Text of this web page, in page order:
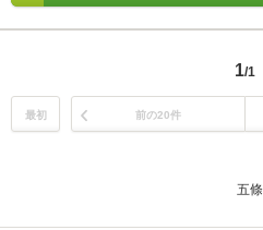
1/1
最初 前の20件
五